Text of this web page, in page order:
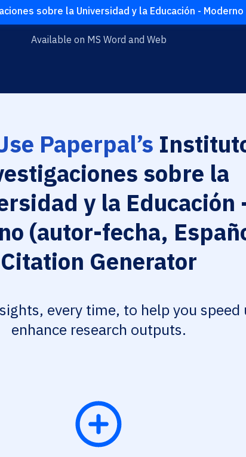
sobre la Universidad y la Educación -
Available on MS Word and Web
Paperpal’s
sobre la
y la Educación
(autor-fecha,
Citation Generator
every time, to help you speed
enhance research outputs.